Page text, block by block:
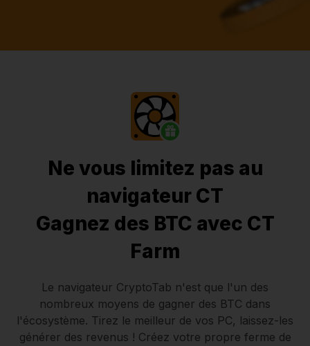
Ne vous limitez pas au
navigateur CT
Gagnez des BTC avec CT
Farm
Le navigateur CryptoTab n'est que l'un des
nombreux moyens de gagner des BTC dans
l'écosystème. Tirez le meilleur de vos PC, laissez-les
générer des revenus ! Créez votre propre ferme de